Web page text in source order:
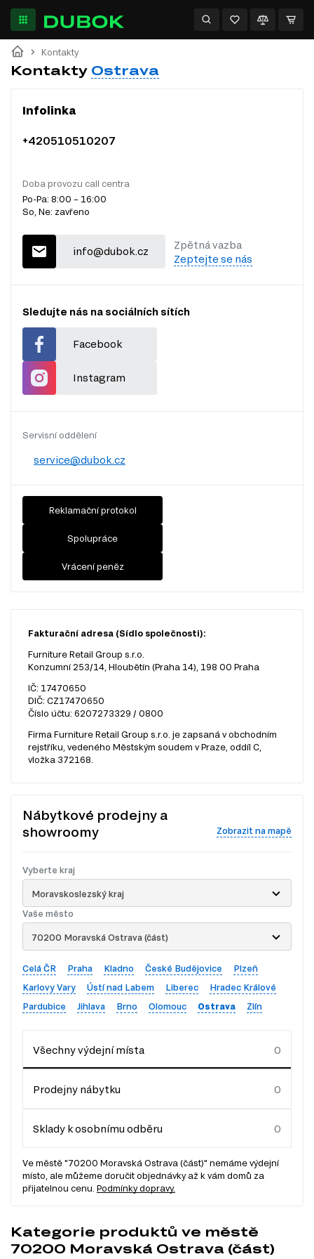
Kontakty
Kontakty Ostrava
Infolinka
+420510510207
Doba provozu call centra
Po-Pa: 8:00 – 16:00
So, Ne: zavřeno
info@dubok.cz
Zpětná vazba
Zeptejte se nás
Sledujte nás na sociálních sítích
Facebook
Instagram
Servisní oddělení
service@dubok.cz
Reklamační protokol
Spolupráce
Vrácení peněz
Fakturační adresa (Sídlo společnosti):
Furniture Retail Group s.r.o.
Konzumní 253/14, Hloubětín (Praha 14), 198 00 Praha
IČ: 17470650
DIČ: CZ17470650
Číslo účtu: 6207273329 / 0800
Firma Furniture Retail Group s.r.o. je zapsaná v obchodním
rejstříku, vedeného Městským soudem v Praze, oddíl C,
vložka 372168.
Nábytkové prodejny a
showroomy
Zobrazit na mapě
Vyberte kraj
Moravskoslezský kraj
Vaše město
70200 Moravská Ostrava (část)
Celá ČR Praha Kladno České Budějovice
Plzeň
Karlovy Vary
Ústí nad Labem Liberec
Hradec Králové
Pardubice
Jihlava Brno Olomouc Ostrava Zlín
Všechny výdejní místa
Prodejny nábytku
Sklady k osobnímu odběru
Ve městě "70200 Moravská Ostrava (část)" nemáme výdejní
místo, ale můžeme doručit objednávky až k vám domů za
přijatelnou cenu. Podmínky dopravy.
Kategorie produktů ve městě
70200 Moravská Ostrava (část)